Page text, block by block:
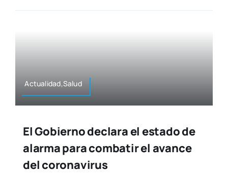
Actualidad,Salud
El Gobierno declara el estado de
alarma para combatir el avance
del coronavirus